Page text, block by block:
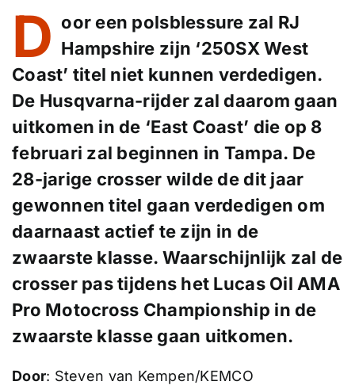
D oor een polsblessure zal RJ
Hampshire zijn ‘250SX West
Coast’ titel niet kunnen verdedigen.
De Husqvarna-rijder zal daarom gaan
uitkomen in de ‘East Coast’ die op 8
februari zal beginnen in Tampa. De
28-jarige crosser wilde de dit jaar
gewonnen titel gaan verdedigen om
daarnaast actief te zijn in de
zwaarste klasse. Waarschijnlijk zal de
crosser pas tijdens het Lucas Oil AMA
Pro Motocross Championship in de
zwaarste klasse gaan uitkomen.
Door: Steven van Kempen/KEMCO